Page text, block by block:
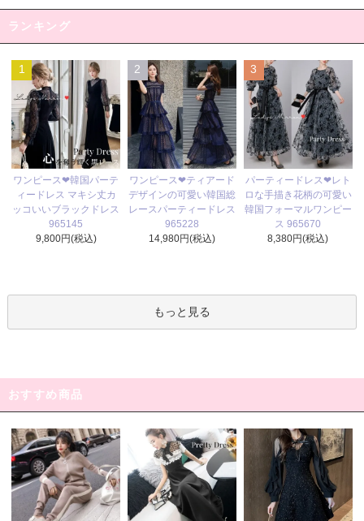
ランキング
1
ワンピース❤韓国パーテ
ィードレス マキシ丈カ
ッコいいブラックドレス
965145
9,800円(税込)
2
ワンピース❤ティアード
デザインの可愛い韓国総
レースパーティードレス
965228
14,980円(税込)
3
パーティードレス❤レト
ロな手描き花柄の可愛い
韓国フォーマルワンピー
ス 965670
8,380円(税込)
もっと見る
おすすめ商品